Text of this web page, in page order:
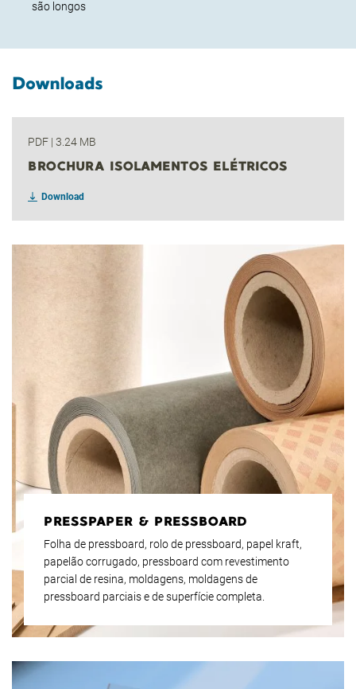
são longos
Downloads
PDF | 3.24 MB
BROCHURA ISOLAMENTOS ELÉTRICOS
Download
PRESSPAPER & PRESSBOARD
Folha de pressboard, rolo de pressboard, papel kraft,
papelão corrugado, pressboard com revestimento
parcial de resina, moldagens, moldagens de
pressboard parciais e de superfície completa.